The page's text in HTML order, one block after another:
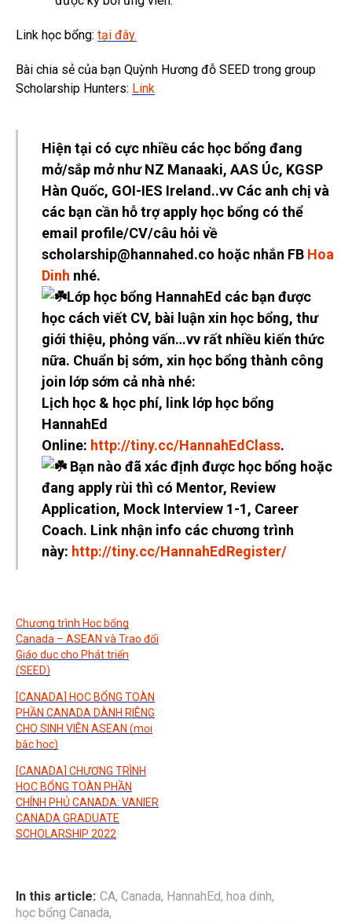
Link học bổng: tại đây.
Bài chia sẻ của bạn Quỳnh Hương đỗ SEED trong group
Scholarship Hunters: Link
Hiện tại có cực nhiều các học bổng đang
mở/sắp mở như NZ Manaaki, AAS Úc, KGSP
Hàn Quốc, GOI-IES Ireland..vv Các anh chị và
các bạn cần hỗ trợ apply học bổng có thể
email profile/CV/câu hỏi về
scholarship@hannahed.co hoặc nhắn FB Hoa
Dinh nhé.
Lớp học bổng HannahEd các bạn được
học cách viết CV, bài luận xin học bổng, thư
giới thiệu, phỏng vấn…vv rất nhiều kiến thức
nữa. Chuẩn bị sớm, xin học bổng thành công
join lớp sớm cả nhà nhé:
Lịch học & học phí, link lớp học bổng
HannahEd
Online: http://tiny.cc/HannahEdClass.
Bạn nào đã xác định được học bổng hoặc
đang apply rùi thì có Mentor, Review
Application, Mock Interview 1-1, Career
Coach. Link nhận info các chương trình
này: http://tiny.cc/HannahEdRegister/
Chương trình Học bổng
Canada – ASEAN và Trao đổi
Giáo dục cho Phát triển
(SEED)
[CANADA] HỌC BỔNG TOÀN
PHẦN CANADA DÀNH RIÊNG
CHO SINH VIÊN ASEAN (mọi
bậc học)
[CANADA] CHƯƠNG TRÌNH
HỌC BỔNG TOÀN PHẦN
CHÍNH PHỦ CANADA: VANIER
CANADA GRADUATE
SCHOLARSHIP 2022
In this article: CA, Canada, HannahEd, hoa dinh,
học bổng Canada,